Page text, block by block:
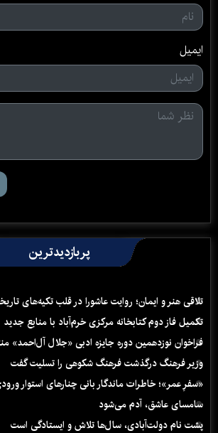
ایمیل
پربازدیدترین
تلاقی هنر و ایمان؛ روایت عاشورا در قلب تکیه‌های
تکمیل فاز دوم کتابخانه مرکزی خرم‌آباد با منابع جدید
فراخوان نوزدهمین دوره جایزه ادبی «جلال آل‌احمد»
وزیر فرهنگ درگذشت فرهنگ شکوهی را تسلیت گفت
«سفرِ عمر»؛ خاطرات ماندگار بانی چنارهای استوار
سامسای عاشق، آدم می‌شود
پشت نام دولت‌آبادی، سال‌ها تلاش و ایستادگی است